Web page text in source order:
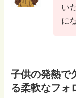
い
に
子供の発熱で
る柔軟なフォ